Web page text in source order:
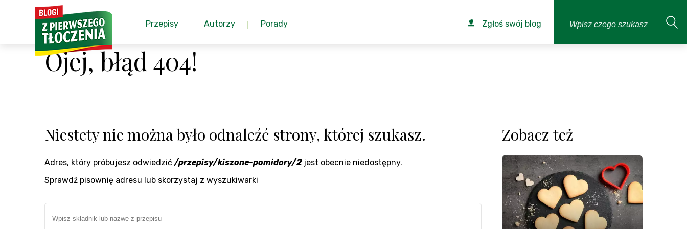
Przepisy Autorzy Porady Zgłoś swój blog
Ojej, błąd 404!
Niestety nie można było odnaleźć strony, której szukasz.
Adres, który próbujesz odwiedzić/przepisy/kiszone-pomidory/2jest obecnie niedostępny.
Sprawdź pisownię adresu lub skorzystaj z wyszukiwarki
Zobacz też